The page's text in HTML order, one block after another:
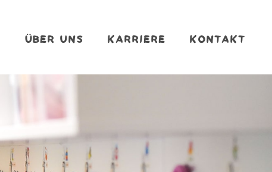
ÜBER UNS KARRIERE KONTAKT